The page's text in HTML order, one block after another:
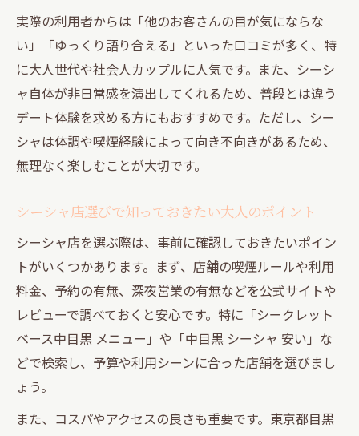
実際の利用者からは「他のお客さんの目が気にならな
い」「ゆっくり語り合える」といった口コミが多く、特
に大人世代や社会人カップルに人気です。また、シーシ
ャ自体が非日常感を演出してくれるため、普段とは違う
デート体験を求める方にもおすすめです。ただし、シー
シャは体調や喫煙経験によって向き不向きがあるため、
無理なく楽しむことが大切です。
シーシャ店選びで知っておきたい大人のポイント
シーシャ店を選ぶ際は、事前に確認しておきたいポイン
トがいくつかあります。まず、店舗の喫煙ルールや利用
料金、予約の有無、深夜営業の有無などを公式サイトや
レビューで調べておくと安心です。特に「シークレット
ベース中目黒 メニュー」や「中目黒 シーシャ 安い」な
どで検索し、予算や利用シーンに合った店舗を選びまし
ょう。
また、コスパやアクセスの良さも重要です。東京都目黒